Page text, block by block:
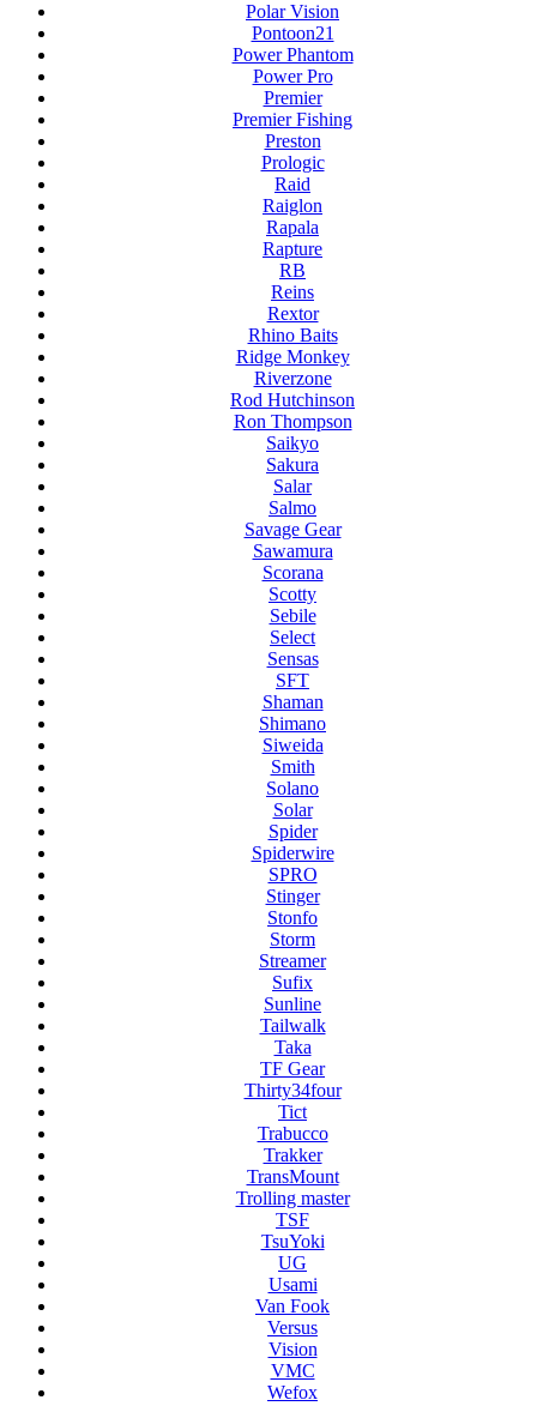
Polar Vision
Pontoon21
Power Phantom
Power Pro
Premier
Premier Fishing
Preston
Prologic
Raid
Raiglon
Rapala
Rapture
RB
Reins
Rextor
Rhino Baits
Ridge Monkey
Riverzone
Rod Hutchinson
Ron Thompson
Saikyo
Sakura
Salar
Salmo
Savage Gear
Sawamura
Scorana
Scotty
Sebile
Select
Sensas
SFT
Shaman
Shimano
Siweida
Smith
Solano
Solar
Spider
Spiderwire
SPRO
Stinger
Stonfo
Storm
Streamer
Sufix
Sunline
Tailwalk
Taka
TF Gear
Thirty34four
Tict
Trabucco
Trakker
TransMount
Trolling master
TSF
TsuYoki
UG
Usami
Van Fook
Versus
Vision
VMC
Wefox